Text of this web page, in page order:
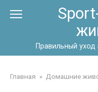
Правильный
Главная » Домашние